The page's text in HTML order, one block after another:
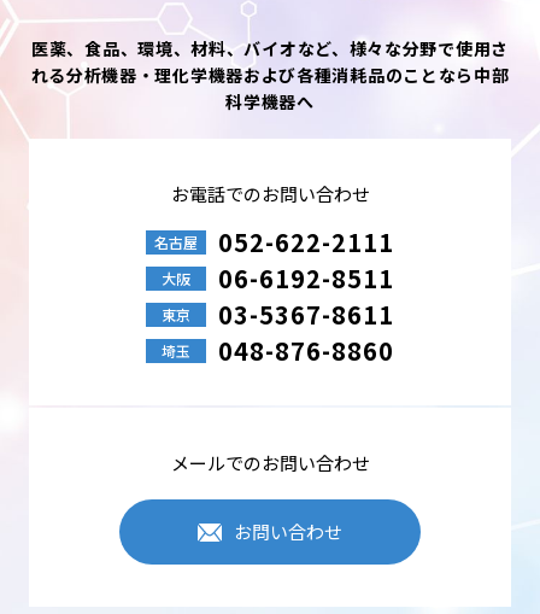
●中部科学機器の名誉または信用を毀損する行為。
●コンピューターウィルス等の有害なプログラムを使用もしくは提供
し、またはその恐れのある行為。
●法令、条例に違反する行為、または違反する恐れのある行為。
●その他、中部科学機器が随時不適切と判断した行為。
中部科学機器では、あらかじめご本人の同意を得た場合、および法令
により例外とされる場合を除き、下記目的の範囲内でのみ個人情報を
取得し取り扱います。
●業務、取引を遂行するために必要な場合
●中部科学機器が取り扱う商品、サービス等のご案内
●ご依頼事項の対応、または業務上のご連絡
●採用選考での使用
●その他、事前にご同意を頂いた目的事項
漏えいなどを防止するため、セキュリティシステムの維持・管理体制
個人情報の第三者提供
場合を除き、個人データを第三者に開示しません。
医薬、食品、環境、材料、バイオなど、様々な分野で使用さ
れる分析機器・理化学機器および各種消耗品のことなら中部
科学機器へ
お電話でのお問い合わせ
名古屋 052-622-2111
大阪 06-6192-8511
東京 03-5367-8611
埼玉 048-876-8860
メールでのお問い合わせ
お問い合わせ